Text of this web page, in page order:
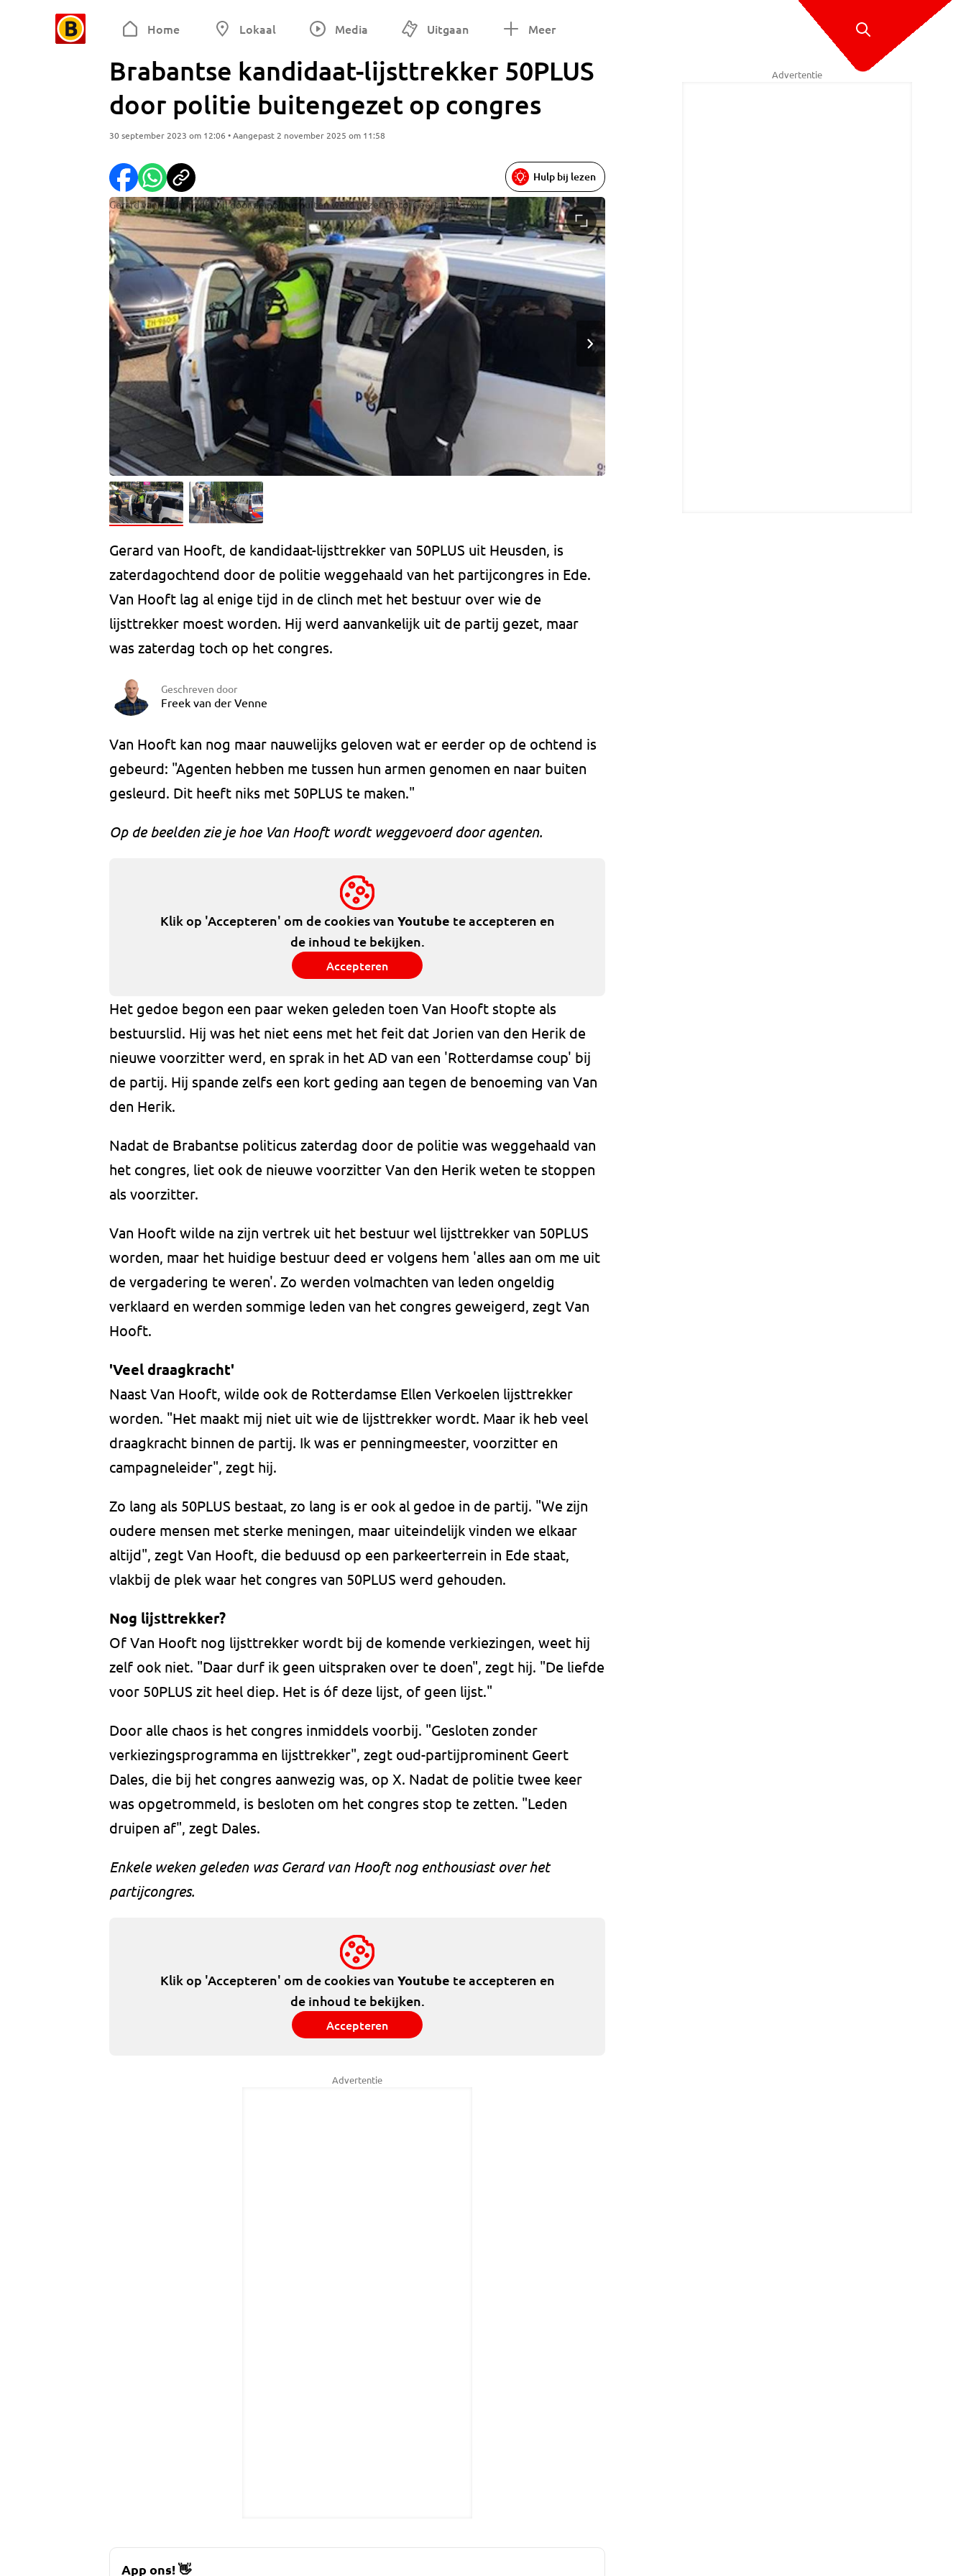
Home Lokaal Media Uitgaan Meer
Brabantse kandidaat-lijsttrekker 50PLUS
door politie buitengezet op congres
30 september 2023 om 12:06 • Aangepast 2 november 2025 om 11:58
Gerard van Hooft nadat hij door de politie buiten werd gezet (foto: Geert Dales/X).
Hulp bij lezen
Gerard van Hooft, de kandidaat-lijsttrekker van 50PLUS uit Heusden, is
zaterdagochtend door de politie weggehaald van het partijcongres in Ede.
Van Hooft lag al enige tijd in de clinch met het bestuur over wie de
lijsttrekker moest worden. Hij werd aanvankelijk uit de partij gezet, maar
was zaterdag toch op het congres.
Geschreven door
Freek van der Venne
Van Hooft kan nog maar nauwelijks geloven wat er eerder op de ochtend is
gebeurd: "Agenten hebben me tussen hun armen genomen en naar buiten
gesleurd. Dit heeft niks met 50PLUS te maken."
Op de beelden zie je hoe Van Hooft wordt weggevoerd door agenten.
Klik op 'Accepteren' om de cookies van Youtube te accepteren en
de inhoud te bekijken.
Accepteren
Het gedoe begon een paar weken geleden toen Van Hooft stopte als
bestuurslid. Hij was het niet eens met het feit dat Jorien van den Herik de
nieuwe voorzitter werd, en sprak in het AD van een 'Rotterdamse coup' bij
de partij. Hij spande zelfs een kort geding aan tegen de benoeming van Van
den Herik.
Nadat de Brabantse politicus zaterdag door de politie was weggehaald van
het congres, liet ook de nieuwe voorzitter Van den Herik weten te stoppen
als voorzitter.
Van Hooft wilde na zijn vertrek uit het bestuur wel lijsttrekker van 50PLUS
worden, maar het huidige bestuur deed er volgens hem 'alles aan om me uit
de vergadering te weren'. Zo werden volmachten van leden ongeldig
verklaard en werden sommige leden van het congres geweigerd, zegt Van
Hooft.
'Veel draagkracht'
Naast Van Hooft, wilde ook de Rotterdamse Ellen Verkoelen lijsttrekker
worden. "Het maakt mij niet uit wie de lijsttrekker wordt. Maar ik heb veel
draagkracht binnen de partij. Ik was er penningmeester, voorzitter en
campagneleider", zegt hij.
Zo lang als 50PLUS bestaat, zo lang is er ook al gedoe in de partij. "We zijn
oudere mensen met sterke meningen, maar uiteindelijk vinden we elkaar
altijd", zegt Van Hooft, die beduusd op een parkeerterrein in Ede staat,
vlakbij de plek waar het congres van 50PLUS werd gehouden.
Nog lijsttrekker?
Of Van Hooft nog lijsttrekker wordt bij de komende verkiezingen, weet hij
zelf ook niet. "Daar durf ik geen uitspraken over te doen", zegt hij. "De liefde
voor 50PLUS zit heel diep. Het is óf deze lijst, of geen lijst."
Door alle chaos is het congres inmiddels voorbij. "Gesloten zonder
verkiezingsprogramma en lijsttrekker", zegt oud-partijprominent Geert
Dales, die bij het congres aanwezig was, op X. Nadat de politie twee keer
was opgetrommeld, is besloten om het congres stop te zetten. "Leden
druipen af", zegt Dales.
Enkele weken geleden was Gerard van Hooft nog enthousiast over het
partijcongres.
Klik op 'Accepteren' om de cookies van Youtube te accepteren en
de inhoud te bekijken.
Accepteren
Advertentie
Advertentie
App ons!👋